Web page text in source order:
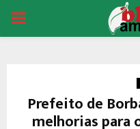
PRIMARY
Prefeito de
melhorias para